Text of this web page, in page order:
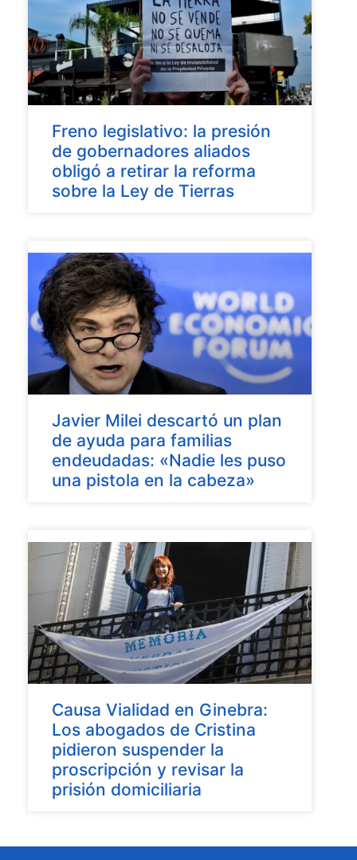
Freno legislativo: la presión
de gobernadores aliados
obligó a retirar la reforma
sobre la Ley de Tierras
Javier Milei descartó un plan
de ayuda para familias
endeudadas: «Nadie les puso
una pistola en la cabeza»
Causa Vialidad en Ginebra:
Los abogados de Cristina
pidieron suspender la
proscripción y revisar la
prisión domiciliaria